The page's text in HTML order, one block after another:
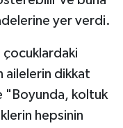
yer verdi.
çocuklardaki
ailelerin dikkat
"Boyunda, koltuk
hepsinin